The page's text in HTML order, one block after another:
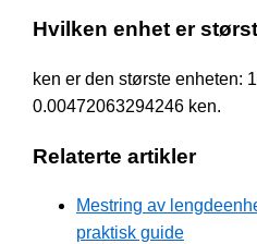
Hvilken enhet er
ken er den største enheten:
0.00472063294246 ken.
Relaterte artikler
Mestring av
praktisk guide